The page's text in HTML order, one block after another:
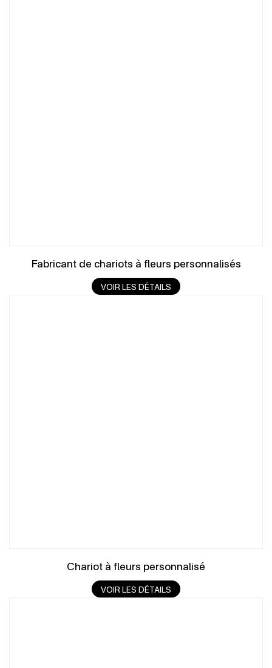
Fabricant de chariots à fleurs personnalisés
VOIR LES DÉTAILS
Chariot à fleurs personnalisé
VOIR LES DÉTAILS